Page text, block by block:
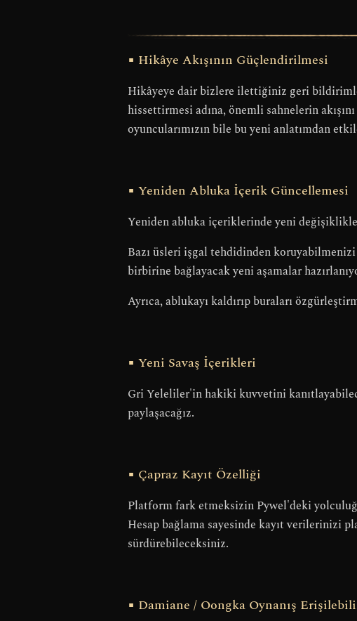
■ Hikâye Akışının Güçlendirilmesi
Hikâyeye dair bizlere ilettiğiniz geri
hissettirmesi adına, önemli sahnelerin
oyuncularımızın bile bu yeni anlatımdan
■ Yeniden Abluka İçerik Güncellemesi
Yeniden abluka içeriklerinde yeni
Bazı üsleri işgal tehdidinden koruyabilmenizi
birbirine bağlayacak yeni aşamalar
Ayrıca, ablukayı kaldırıp buraları
■ Yeni Savaş İçerikleri
Gri Yeleliler'in hakiki kuvvetini
paylaşacağız.
■ Çapraz Kayıt Özelliği
Platform fark etmeksizin Pywel'deki
Hesap bağlama sayesinde kayıt verilerinizi
sürdürebileceksiniz.
■ Damiane / Oongka Oynanış